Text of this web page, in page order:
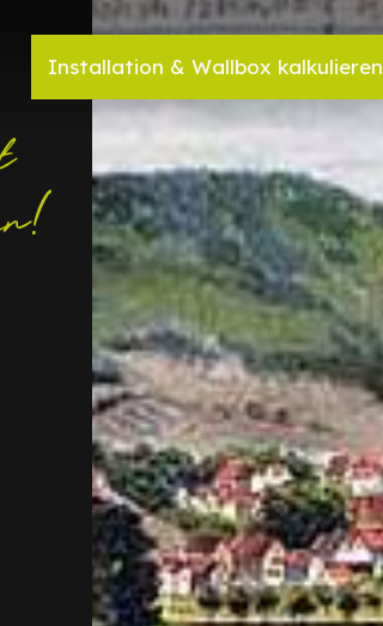
Installation & Wallbox kalkulieren